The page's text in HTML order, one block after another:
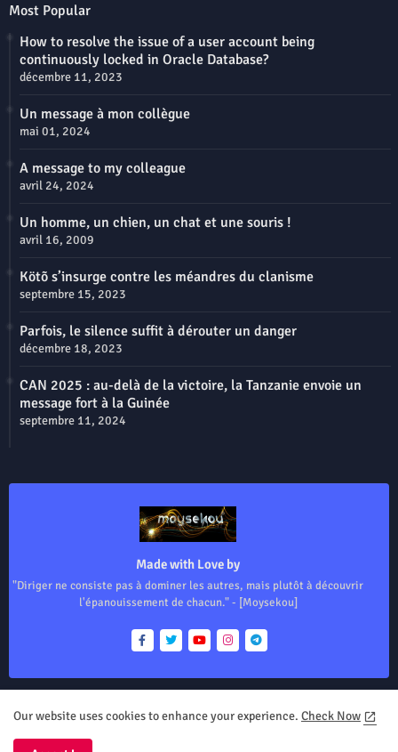
Most Popular
How to resolve the issue of a user account being
continuously locked in Oracle Database?
décembre 11, 2023
Un message à mon collègue
mai 01, 2024
A message to my colleague
avril 24, 2024
Un homme, un chien, un chat et une souris !
avril 16, 2009
Kötõ s’insurge contre les méandres du clanisme
septembre 15, 2023
Parfois, le silence suffit à dérouter un danger
décembre 18, 2023
CAN 2025 : au-delà de la victoire, la Tanzanie envoie un
message fort à la Guinée
septembre 11, 2024
Made with Love by
"Diriger ne consiste pas à dominer les autres, mais plutôt à découvrir
l'épanouissement de chacun." - [Moysekou]
Home About Contact
Our website uses cookies to enhance your experience. Check Now